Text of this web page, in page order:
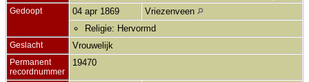
Gedoopt 04 apr 1869
Vriezenveen
Religie: Hervormd
Geslacht Vrouwelijk
Permanent
recordnummer
19470